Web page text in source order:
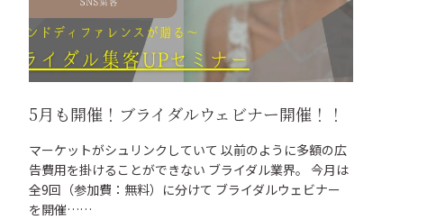
5月も開催！ブライダルウェビナー開催！！
マーケットがシュリンクしていて 以前のように多額の広
告費用を掛けることができない ブライダル業界。 今月は
全9回（参加費：無料）に分けて ブライダルウェビナー
を開催……